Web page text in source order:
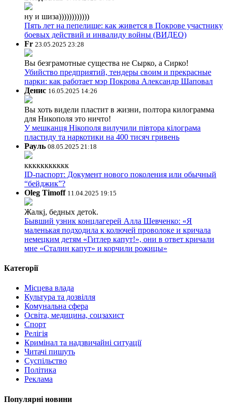
ну и шиза))))))))))))
Пять лет на пепелище: как живется в Покрове участнику
боевых действий и инвалиду войны (ВИДЕО)
Fr 23.05.2025 23:28
Вы безграмотные существа не Сырко, а Сирко!
Убийство предприятий, тендеры своим и прекрасные
парки: как работает мэр Покрова Александр Шаповал
Денис 16.05.2025 14:26
Вы хоть видели пластит в жизни, полтора килограмма
для Никополя это ничто!
У мешканця Нікополя вилучили півтора кілограма
пластиду та наркотики на 400 тисяч гривень
Рауль 08.05.2025 21:18
ккккккккккк
ID-паспорт: Документ нового поколения или обычный
“бейджик”?
Oleg Timoff 11.04.2025 19:15
Жалкj, бедных детok.
Бывший узник концлагерей Алла Шевченко: «Я
маленькая подходила к колючей проволоке и кричала
немецким детям «Гитлер капут!», они в ответ кричали
мне «Сталин капут» и корчили рожицы»
Категорії
Місцева влада
Культура та дозвілля
Комунальна сфера
Освіта, медицина, соцзахист
Спорт
Релігія
Кримінал та надзвичайні ситуації
Читачі пишуть
Суспільство
Політика
Реклама
Популярні новини